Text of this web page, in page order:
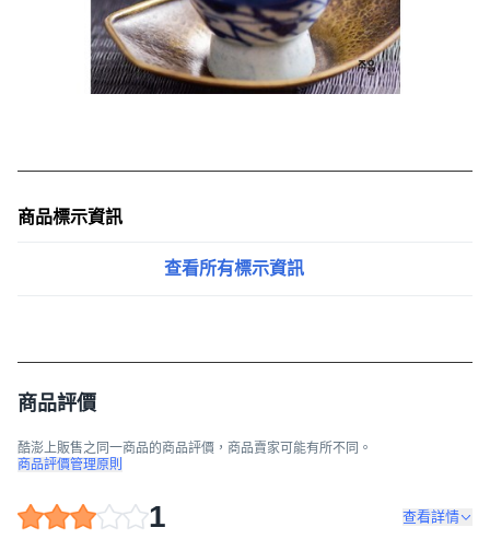
商品標示資訊
查看所有標示資訊
商品評價
酷澎上販售之同一商品的商品評價，商品賣家可能有所不同。
商品評價管理原則
1 查看詳情